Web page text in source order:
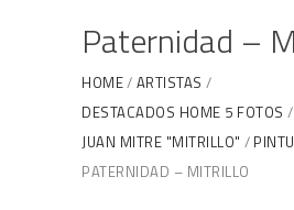
Paternidad –
HOME ARTISTAS
DESTACADOS HOME 5 FOTOS
JUAN MITRE "MITRILLO"
PATERNIDAD – MITRILLO